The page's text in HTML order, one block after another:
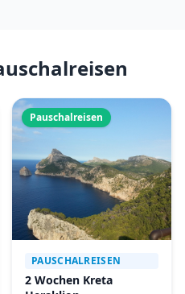
Pauschalreisen
PAUSCHALREISEN
2 Wochen Kreta